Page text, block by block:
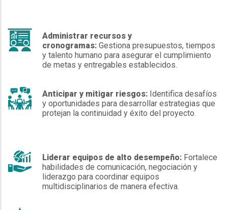
Administrar recursos y
cronogramas: Gestiona presupuestos, tiempos
y talento humano para asegurar el cumplimiento
de metas y entregables establecidos.
Anticipar y mitigar riesgos: Identifica desafíos
y oportunidades para desarrollar estrategias que
protejan la continuidad y éxito del proyecto.
Liderar equipos de alto desempeño: Fortalece
habilidades de comunicación, negociación y
liderazgo para coordinar equipos
multidisciplinarios de manera efectiva.